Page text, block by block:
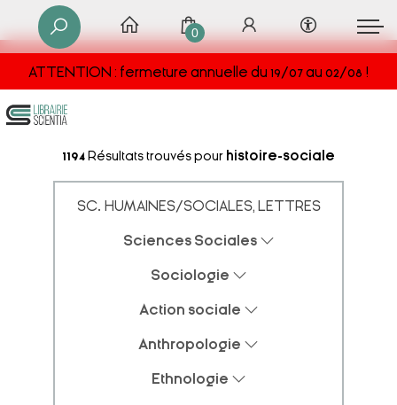
ATTENTION : fermeture annuelle du 19/07 au 02/08 !
0
1194 Résultats trouvés pour histoire-sociale
SC. HUMAINES/SOCIALES, LETTRES
Sciences Sociales
Sociologie
Action sociale
Anthropologie
Ethnologie